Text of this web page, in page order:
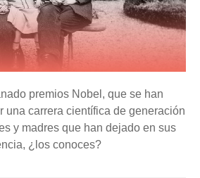
premios Nobel, que se han
una carrera científica de generación
y madres que han dejado en sus
¿los conoces?